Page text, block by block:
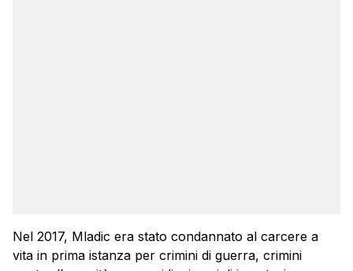
Nel 2017, Mladic era stato condannato al carcere a
vita in prima istanza per crimini di guerra, crimini